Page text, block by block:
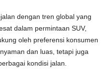
dengan tren global yang
dalam permintaan SUV,
oleh preferensi konsumen
dan luas, tetapi juga
kondisi jalan.